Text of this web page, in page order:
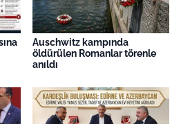
Auschwitz kampında
öldürülen Romanlar törenle
anıldı